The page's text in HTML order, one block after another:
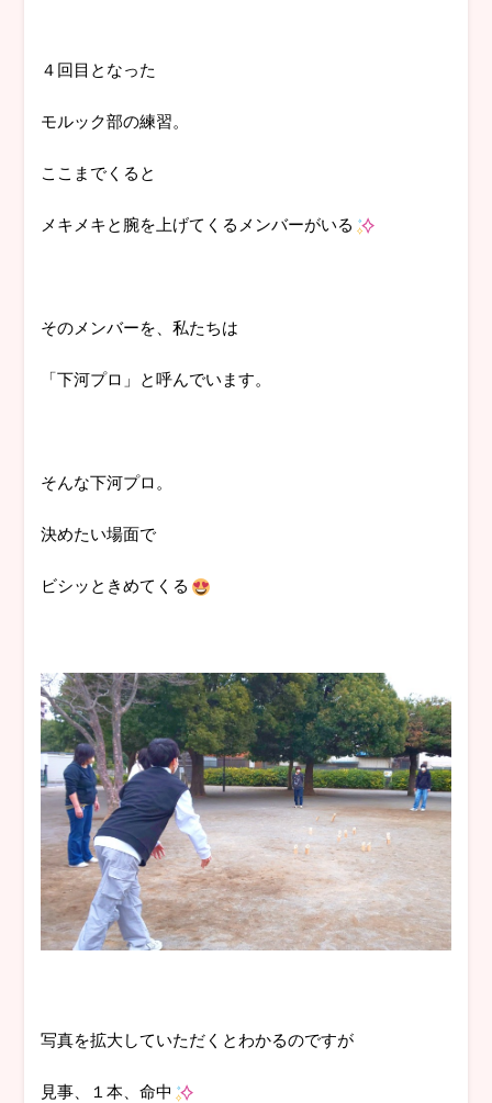
４回目となった
モルック部の練習。
ここまでくると
メキメキと腕を上げてくるメンバーがいる
そのメンバーを、私たちは
「下河プロ」と呼んでいます。
そんな下河プロ。
決めたい場面で
ビシッときめてくる
写真を拡大していただくとわかるのですが
見事、１本、命中